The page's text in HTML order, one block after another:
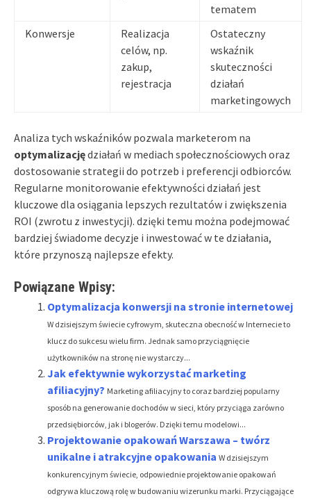
tematem
Konwersje
Realizacja
celów, np.
zakup,
rejestracja
Ostateczny
wskaźnik
skuteczności
działań
marketingowych
Analiza tych wskaźników pozwala marketerom na
optymalizacjędziałań w mediach społecznościowych oraz
dostosowanie strategii do potrzeb i preferencji odbiorców.
Regularne monitorowanie efektywności działań jest
kluczowe dla osiągania lepszych rezultatów i zwiększenia
ROI (zwrotu z inwestycji). dzięki temu można podejmować
bardziej świadome decyzje i inwestować w te działania,
które przynoszą najlepsze efekty.
Powiązane Wpisy:
Optymalizacja konwersji na stronie internetowej
W dzisiejszym świecie cyfrowym, skuteczna obecność w Internecie to
klucz do sukcesu wielu firm. Jednak samo przyciągnięcie
użytkowników na stronę nie wystarczy...
Jak efektywnie wykorzystać marketing
afiliacyjny? Marketing afiliacyjny to coraz bardziej popularny
sposób na generowanie dochodów w sieci, który przyciąga zarówno
przedsiębiorców, jak i blogerów. Dzięki temu modelowi...
Projektowanie opakowań Warszawa – twórz
unikalne i atrakcyjne opakowania W dzisiejszym
konkurencyjnym świecie, odpowiednie projektowanie opakowań
odgrywa kluczową rolę w budowaniu wizerunku marki. Przyciągające